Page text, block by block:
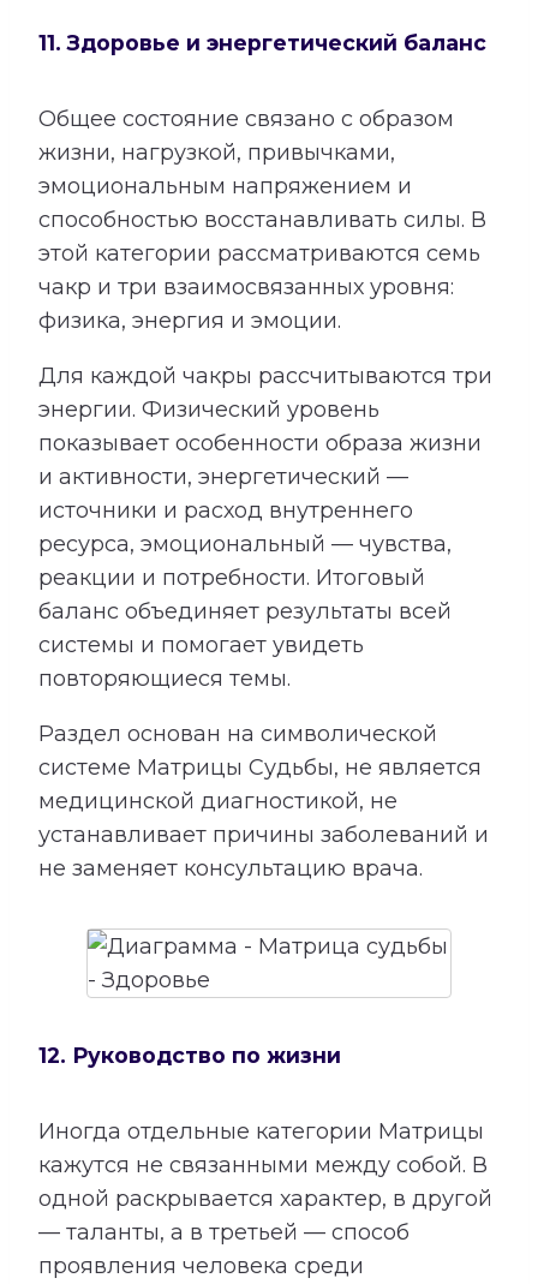
11. Здоровье и энергетический баланс
Общее состояние связано с образом
жизни, нагрузкой, привычками,
эмоциональным напряжением и
способностью восстанавливать силы. В
этой категории рассматриваются семь
чакр и три взаимосвязанных уровня:
физика, энергия и эмоции.
Для каждой чакры рассчитываются три
энергии. Физический уровень
показывает особенности образа жизни
и активности, энергетический —
источники и расход внутреннего
ресурса, эмоциональный — чувства,
реакции и потребности. Итоговый
баланс объединяет результаты всей
системы и помогает увидеть
повторяющиеся темы.
Раздел основан на символической
системе Матрицы Судьбы, не является
медицинской диагностикой, не
устанавливает причины заболеваний и
не заменяет консультацию врача.
12. Руководство по жизни
Иногда отдельные категории Матрицы
кажутся не связанными между собой. В
одной раскрывается характер, в другой
— таланты, а в третьей — способ
проявления человека среди